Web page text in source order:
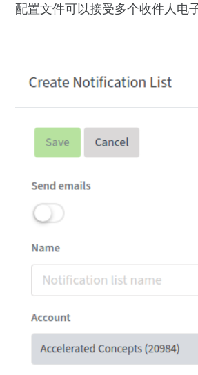
配置文件可以接受多个收件人电